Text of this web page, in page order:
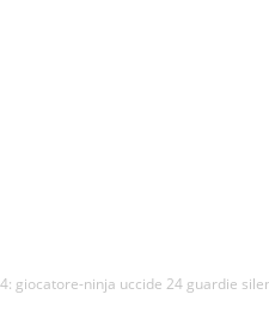
giocatore-ninja uccide 24 guardie